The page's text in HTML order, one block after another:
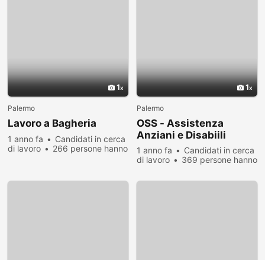
1
Palermo
Lavoro a Bagheria
1 anno fa
Candidati in cerca
di lavoro
266 persone hanno
1
Palermo
OSS - Assistenza
Anziani e Disabiili
1 anno fa
Candidati in cerca
di lavoro
369 persone hanno